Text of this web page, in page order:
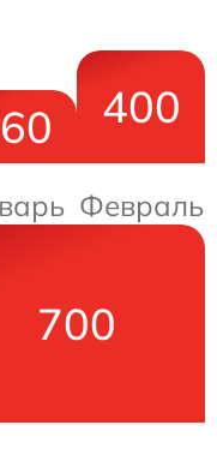
400
Февраль
700